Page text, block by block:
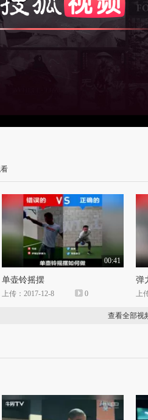
出
饱和度
对比度
00:41
单壶铃摇摆
上传：2017-12-8 0
弹
上
查看全部视